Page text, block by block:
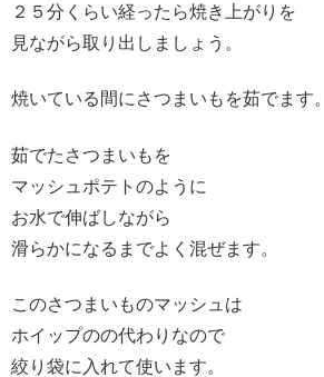
２５分くらい経ったら焼き上がりを
見ながら取り出しましょう。
焼いている間にさつまいもを茹でます。
茹でたさつまいもを
マッシュポテトのように
お水で伸ばしながら
滑らかになるまでよく混ぜます。
このさつまいものマッシュは
ホイップのの代わりなので
絞り袋に入れて使います。